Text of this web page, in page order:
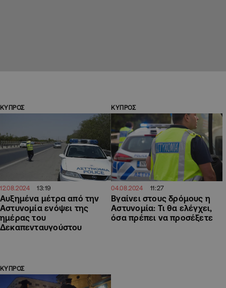
ΚΥΠΡΟΣ
12.08.2024 13:19
Αυξημένα μέτρα από την
Αστυνομία ενόψει της
ημέρας του
Δεκαπενταυγούστου
ΚΥΠΡΟΣ
04.08.2024 11:27
Βγαίνει στους δρόμους η
Αστυνομία: Τι θα ελέγχει,
όσα πρέπει να προσέξετε
ΚΥΠΡΟΣ